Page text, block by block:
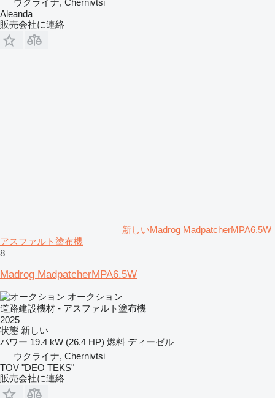
ウクライナ, Chernivtsi
Aleanda
販売会社に連絡
新しいMadrog MadpatcherMPA6.5W
アスファルト塗布機
8
Madrog MadpatcherMPA6.5W
オークション
道路建設機材 - アスファルト塗布機
2025
状態 新しい
パワー 19.4 kW (26.4 HP) 燃料 ディーゼル
ウクライナ, Chernivtsi
TOV "DEO TEKS"
販売会社に連絡